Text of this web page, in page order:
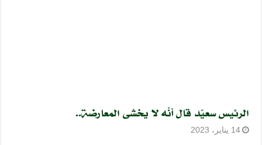
الرئيس سعيّد قال أنّه لا يخشى المعارضة..
14 يناير، 2023